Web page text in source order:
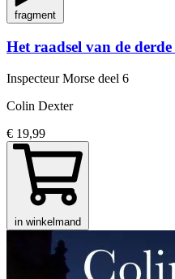
fragment
Het raadsel van de
Inspecteur Morse deel 6
Colin Dexter
€ 19,99
in winkelmand